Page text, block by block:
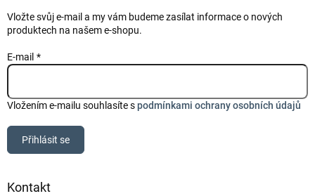
Vložte svůj e-mail a my vám budeme zasílat informace o nových
produktech na našem e-shopu.
E-mail
Vložením e-mailu souhlasíte spodmínkami ochrany osobních údajů
Přihlásit se
Kontakt